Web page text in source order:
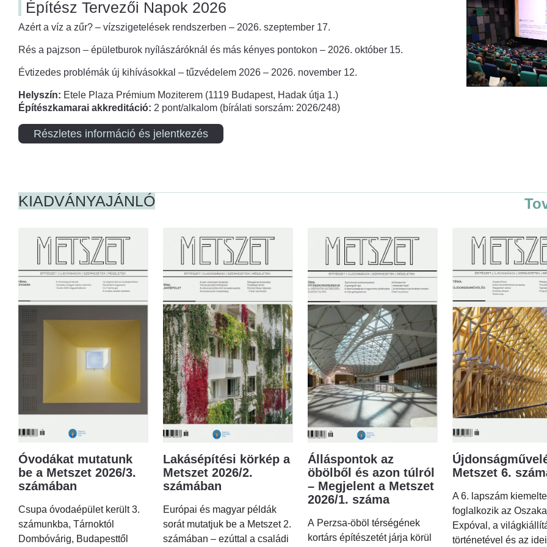
Építész Tervezői Napok 2026
Azért a víz a zűr? – vízszigetelések rendszerben – 2026. szeptember 17.
Rés a pajzson – épületburok nyílászáróknál és más kényes pontokon – 2026. október 15.
Évtizedes problémák új kihívásokkal – tűzvédelem 2026 – 2026. november 12.
Helyszín: Etele Plaza Prémium Moziterem (1119 Budapest, Hadak útja 1.)
Építészkamarai akkreditáció: 2 pont/alkalom (bírálati sorszám: 2026/248)
Részletes információ és jelentkezés
KIADVÁNYAJÁNLÓ
Óvodákat mutatunk
be a Metszet 2026/3.
számában
Csupa óvodaépület került 3.
számunkba, Tárnoktól
Dombóvárig, Budapesttől
Lakásépítési körkép a
Metszet 2026/2.
számában
Európai és magyar példák
sorát mutatjuk be a Metszet 2.
számában – ezúttal a családi
Álláspontok az
öbölből és azon túlról
– Megjelent a Metszet
2026/1. száma
A Perzsa-öböl térségének
kortárs építészetét járja körül
Metszet 6.
A 6. lapszám
foglalkozik az
Expóval, a
történetével és az